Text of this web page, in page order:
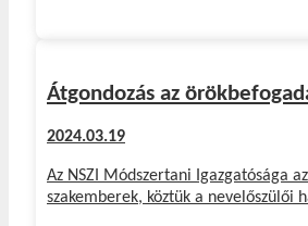
Átgondozás az
2024.03.19
Az NSZI Módszertani Igazgatósága
szakemberek, köztük a nevelőszülői